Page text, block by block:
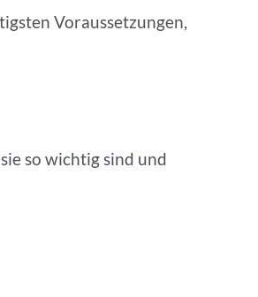
Voraussetzungen,
so wichtig sind und